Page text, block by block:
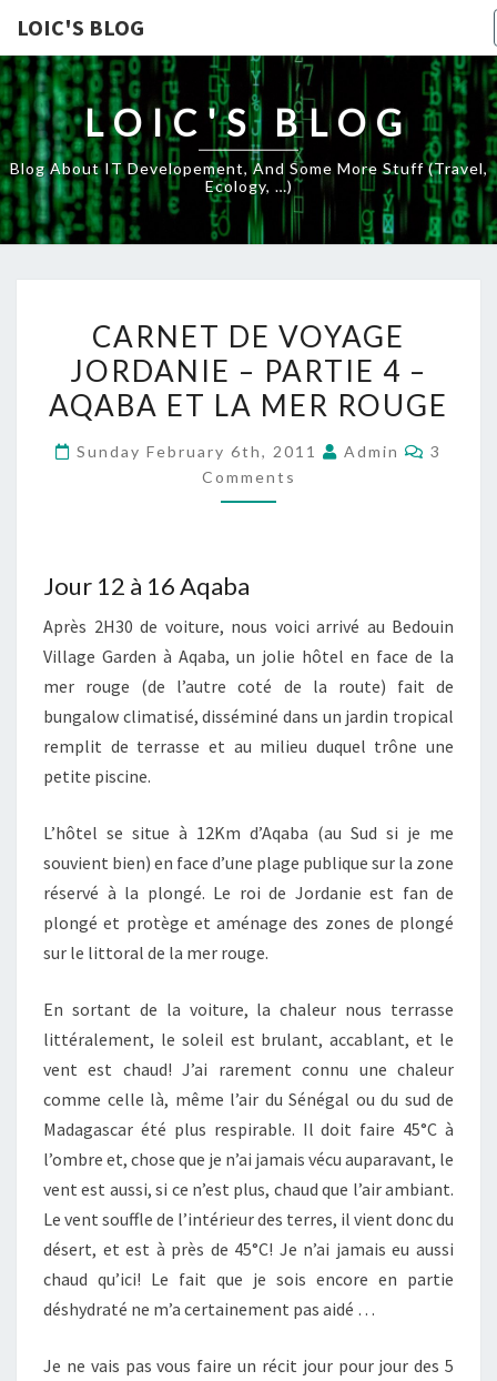
LOIC'S BLOG
LOIC'S BLOG
Blog About IT Developement, And Some More Stuff (travel,
Ecology, …)
DE
VOYAGE
JORDANIE
PARTIE
ET
ROUGE
CARNET DE VOYAGE
JORDANIE – PARTIE 4 –
AQABA ET LA MER ROUGE
Sunday February 6th, 2011 Admin
3
Comments
Jour 12 à 16 Aqaba
Après 2H30 de voiture, nous voici arrivé au Bedouin
Village Garden à Aqaba, un jolie hôtel en face de la
mer rouge (de l’autre coté de la route) fait de
bungalow climatisé, disséminé dans un jardin tropical
remplit de terrasse et au milieu duquel trône une
petite piscine.
L’hôtel se situe à 12Km d’Aqaba (au Sud si je me
souvient bien) en face d’une plage publique sur la zone
réservé à la plongé. Le roi de Jordanie est fan de
plongé et protège et aménage des zones de plongé
sur le littoral de la mer rouge.
En sortant de la voiture, la chaleur nous terrasse
littéralement, le soleil est brulant, accablant, et le
vent est chaud! J’ai rarement connu une chaleur
comme celle là, même l’air du Sénégal ou du sud de
Madagascar été plus respirable. Il doit faire 45°C à
l’ombre et, chose que je n’ai jamais vécu auparavant, le
vent est aussi, si ce n’est plus, chaud que l’air ambiant.
Le vent souffle de l’intérieur des terres, il vient donc du
désert, et est à près de 45°C! Je n’ai jamais eu aussi
chaud qu’ici! Le fait que je sois encore en partie
déshydraté ne m’a certainement pas aidé …
Je ne vais pas vous faire un récit jour pour jour des 5